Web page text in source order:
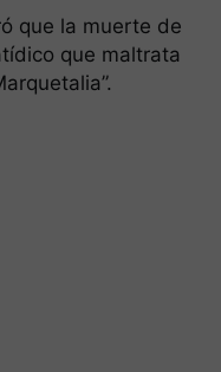
que la muerte de
que maltrata